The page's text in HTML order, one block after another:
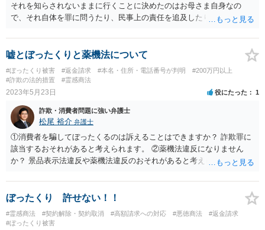
それを知らされないままに行くことに決めたのはお母さま自身なの
で、それ自体を罪に問うたり、民事上の責任を追及したりすることは
など、よほどの事情があった場合は、民事上の責任が発生することは
ありえるかと思いますが、怪しい団体のセミナーというだけでは、賠
償請求はかなり難しいですし、勝訴してもとれる金額はそれほど期待
できません。 お守りをハサミで切られたのは、また別の問題で、受付
の人に器物損壊罪が成立する可能性があります。
嘘とぼったくりと薬機法について
#ぼったくり被害 #返金請求 #本名・住所・電話番号が判明
#200万円以上
#詐欺の法的措置
#霊感商法
2023年5月23日 役にたった 1
詐欺・消費者問題に強い弁護士
松尾 裕介 弁護士
①消費者を騙してぼったくるのは訴えることはできますか？ 詐欺罪に
該当するおそれがあると考えられます。 ②薬機法違反になりません
か？ 景品表示法違反や薬機法違反のおそれがあると考えられます。
ぼったくり 許せない！！
#霊感商法 #契約解除・契約取消 #高額請求への対応 #悪徳商法
#返金請求
#ぼったくり被害